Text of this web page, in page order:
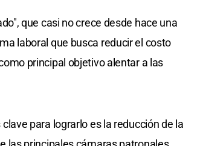
que casi no crece desde hace una
laboral que busca reducir el costo
principal objetivo alentar a las
para lograrlo es la reducción de la